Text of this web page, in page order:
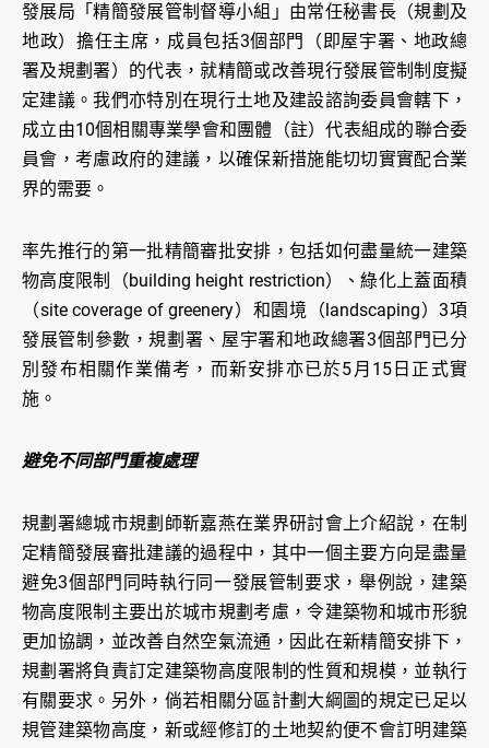
發展局「精簡發展管制督導小組」由常任秘書長（規劃及
地政）擔任主席，成員包括3個部門（即屋宇署、地政總
署及規劃署）的代表，就精簡或改善現行發展管制制度擬
定建議。我們亦特別在現行土地及建設諮詢委員會轄下，
成立由10個相關專業學會和團體（註）代表組成的聯合委
員會，考慮政府的建議，以確保新措施能切切實實配合業
界的需要。
率先推行的第一批精簡審批安排，包括如何盡量統一建築
物高度限制（building height restriction）、綠化上蓋面積
（site coverage of greenery）和園境（landscaping）3項
發展管制參數，規劃署、屋宇署和地政總署3個部門已分
別發布相關作業備考，而新安排亦已於5月15日正式實
施。
避免不同部門重複處理
規劃署總城市規劃師靳嘉燕在業界研討會上介紹說，在制
定精簡發展審批建議的過程中，其中一個主要方向是盡量
避免3個部門同時執行同一發展管制要求，舉例說，建築
物高度限制主要出於城市規劃考慮，令建築物和城市形貌
更加協調，並改善自然空氣流通，因此在新精簡安排下，
規劃署將負責訂定建築物高度限制的性質和規模，並執行
有關要求。另外，倘若相關分區計劃大綱圖的規定已足以
規管建築物高度，新或經修訂的土地契約便不會訂明建築